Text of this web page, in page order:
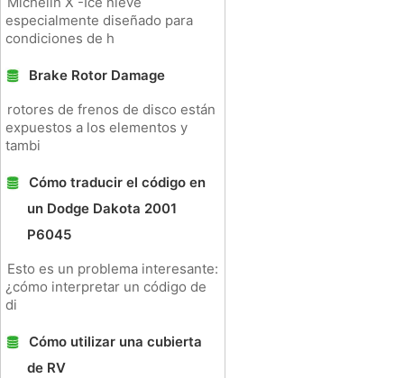
especialmente diseñado para
condiciones de h
Brake Rotor Damage
rotores de frenos de disco están
expuestos a los elementos y
tambi
Cómo traducir el código en
un Dodge Dakota 2001
P6045
Esto es un problema interesante:
¿cómo interpretar un código de
di
Cómo utilizar una cubierta
de RV